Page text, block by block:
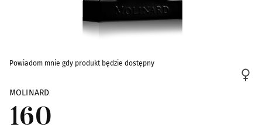
Powiadom mnie gdy produkt będzie dostępny
MOLINARD
160